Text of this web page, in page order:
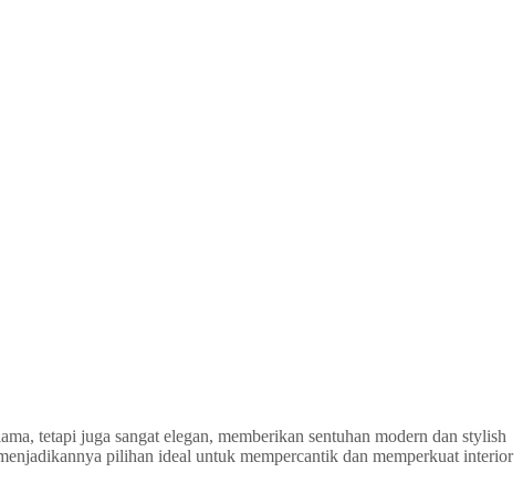
tetapi juga sangat elegan, memberikan sentuhan modern dan stylish
pilihan ideal untuk mempercantik dan memperkuat interior